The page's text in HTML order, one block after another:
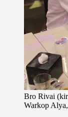
Bro Rivai
Warkop